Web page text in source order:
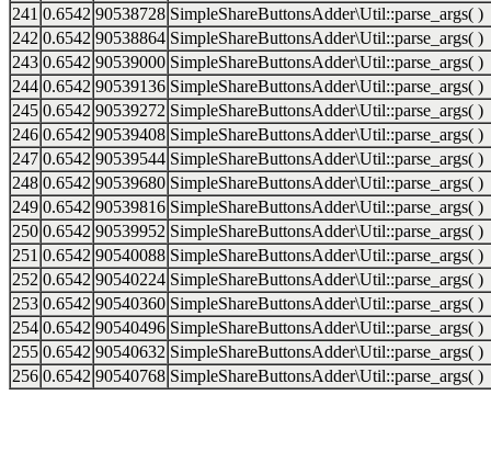
241 0.6542 90538728 SimpleShareButtonsAdder\Util::parse_args( )
242 0.6542 90538864 SimpleShareButtonsAdder\Util::parse_args( )
243 0.6542 90539000 SimpleShareButtonsAdder\Util::parse_args( )
244 0.6542 90539136 SimpleShareButtonsAdder\Util::parse_args( )
245 0.6542 90539272 SimpleShareButtonsAdder\Util::parse_args( )
246 0.6542 90539408 SimpleShareButtonsAdder\Util::parse_args( )
247 0.6542 90539544 SimpleShareButtonsAdder\Util::parse_args( )
248 0.6542 90539680 SimpleShareButtonsAdder\Util::parse_args( )
249 0.6542 90539816 SimpleShareButtonsAdder\Util::parse_args( )
250 0.6542 90539952 SimpleShareButtonsAdder\Util::parse_args( )
251 0.6542 90540088 SimpleShareButtonsAdder\Util::parse_args( )
252 0.6542 90540224 SimpleShareButtonsAdder\Util::parse_args( )
253 0.6542 90540360 SimpleShareButtonsAdder\Util::parse_args( )
254 0.6542 90540496 SimpleShareButtonsAdder\Util::parse_args( )
255 0.6542 90540632 SimpleShareButtonsAdder\Util::parse_args( )
256 0.6542 90540768 SimpleShareButtonsAdder\Util::parse_args( )